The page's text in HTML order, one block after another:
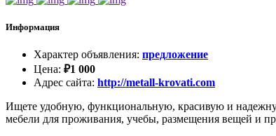
Информация
Характер объявления: предложение
Цена: ₽1 000
Адрес сайта: http://metall-krovati.com
Ищете удобную, функциональную, красивую и
мебели для проживания, учебы, размещения вещей и